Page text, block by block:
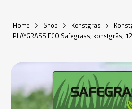
Home Shop Konstgräs
PLAYGRASS ECO Safegrass, konstgräs,